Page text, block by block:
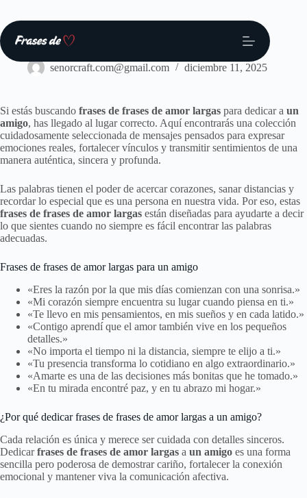
contenido
Frases
senorcraft.com@gmail.com diciembre 11, 2025
Si estás buscando frases de frases de amor largas para dedicar a un
amigo, has llegado al lugar correcto. Aquí encontrarás una colección
cuidadosamente seleccionada de mensajes pensados para expresar
emociones reales, fortalecer vínculos y transmitir sentimientos de una
manera auténtica, sincera y profunda.
Las palabras tienen el poder de acercar corazones, sanar distancias y
recordar lo especial que es una persona en nuestra vida. Por eso, estas
frases de frases de amor largas están diseñadas para ayudarte a decir
lo que sientes cuando no siempre es fácil encontrar las palabras
adecuadas.
Frases de frases de amor largas para un amigo
«Eres la razón por la que mis días comienzan con una sonrisa.»
«Mi corazón siempre encuentra su lugar cuando piensa en ti.»
«Te llevo en mis pensamientos, en mis sueños y en cada latido.»
«Contigo aprendí que el amor también vive en los pequeños
detalles.»
«No importa el tiempo ni la distancia, siempre te elijo a ti.»
«Tu presencia transforma lo cotidiano en algo extraordinario.»
«Amarte es una de las decisiones más bonitas que he tomado.»
«En tu mirada encontré paz, y en tu abrazo mi hogar.»
¿Por qué dedicar frases de frases de amor largas a un amigo?
Cada relación es única y merece ser cuidada con detalles sinceros.
Dedicarfrases de frases de amor largas a un amigo es una forma
sencilla pero poderosa de demostrar cariño, fortalecer la conexión
emocional y mantener viva la comunicación afectiva.